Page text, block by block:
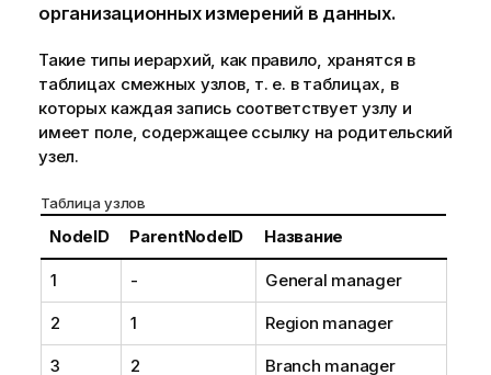
организационных измерений в данных.
Такие типы иерархий, как правило, хранятся в
таблицах смежных узлов, т. е. в таблицах, в
которых каждая запись соответствует узлу и
имеет поле, содержащее ссылку на родительский
узел.
Таблица узлов
NodeID ParentNodeID Название
1 - General manager
2 1 Region manager
3 2 Branch manager